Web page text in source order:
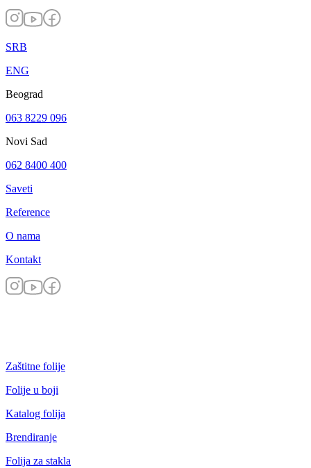
SRB
ENG
Beograd
063 8229 096
Novi Sad
062 8400 400
Saveti
Reference
O nama
Kontakt
Zaštitne folije
Folije u boji
Katalog folija
Brendiranje
Folija za stakla